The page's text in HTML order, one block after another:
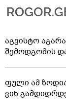
აგვისტო
შემოდგომის
ფული ამ
ვინ